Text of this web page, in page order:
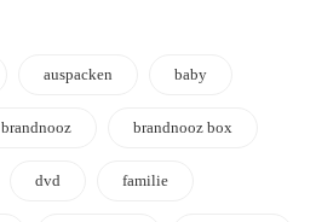
auspacken baby
brandnooz brandnooz box
dvd familie